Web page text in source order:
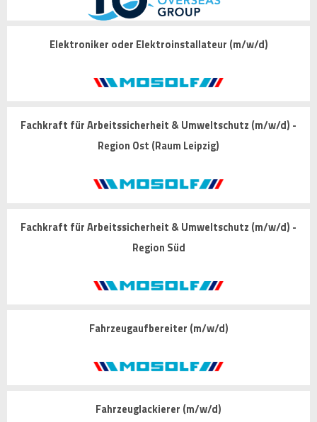
Elektroniker oder Elektroinstallateur (m/w/d)
Fachkraft für Arbeitssicherheit & Umweltschutz (m/w/d) -
Region Ost (Raum Leipzig)
Fachkraft für Arbeitssicherheit & Umweltschutz (m/w/d) -
Region Süd
Fahrzeugaufbereiter (m/w/d)
Fahrzeuglackierer (m/w/d)